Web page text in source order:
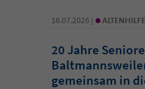
16.07.2026 | • ALTENHILFE
20 Jahre
gemeinsam in